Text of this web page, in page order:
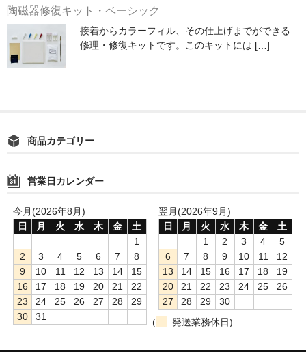
研磨に
ギルディングに（金彩）
アップグレード
顔料単品【緑系】
顔料単品【白・茶系】
全商品
陶磁器修復キット・ベーシック
接着からカラーフィル、その仕上げまでができる
修理・修復キットです。このキットには […]
商品カテゴリー
営業日カレンダー
今月(2026年8月)
日
月 火 水 木 金
土
1
2
3 4 5 6 7
8
9
10 11 12 13 14
15
16
17 18 19 20 21
22
23
24 25 26 27 28
29
30
31
翌月(2026年9月)
日
月 火 水 木 金
土
1
2 3 4
5
6
7 8 9 10 11
12
13
14 15 16 17 18
19
20
21 22 23 24 25
26
27
28 29
30
(
発送業務休日)